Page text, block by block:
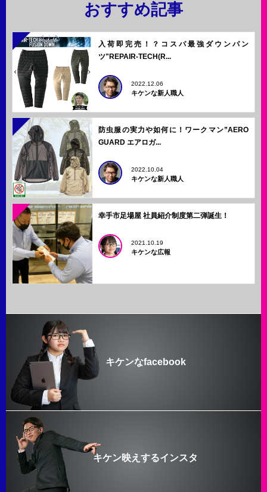
おすすめ記事
入荷即完売！？コスパ最強ダウンパン
ツ"REPAIR-TECH(R...
2022.12.06
キケンな新人職人
防虫服の実力や如何に！ワークマン”AERO
GUARD エアロガ...
2022.10.04
キケンな新人職人
幸手市足場屋 社員紹介制度第二弾誕生！
2021.10.19
キケンな広報
キケンなfacebook
キケン映えするインスタ